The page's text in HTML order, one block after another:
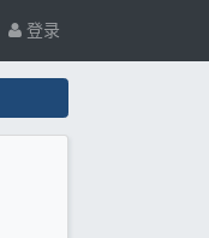
登录